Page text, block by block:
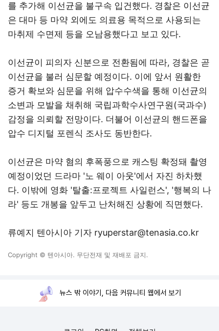
를 추가해 이선균을 불구속 입건했다. 경찰은 이선균
은 대마 등 마약 외에도 의료용 목적으로 사용되는
마취제 수면제 등을 오남용했다고 보고 있다.
이선균이 피의자 신분으로 전환됨에 따라, 경찰은 곧
이선균을 불러 심문할 예정이다. 이에 앞서 원활한
증거 확보와 심문을 위해 압수수색을 통해 이선균의
소변과 모발을 채취해 국립과학수사연구원(국과수)
감정을 의뢰할 전망이다. 더불어 이선균의 핸드폰을
압수 디지털 포렌식 조사도 동반한다.
이선균은 마약 혐의 후폭풍으로 캐스팅 확정돼 촬영
예정이었던 드라마 '노 웨이 아웃'에서 자진 하차했
다. 이밖에 영화 '탈출:프로젝트 사일런스', '행복의 나
라' 등도 개봉을 앞두고 난처해진 상황에 직면했다.
류예지 텐아시아 기자 ryuperstar@tenasia.co.kr
Copyright © 텐아시아. 무단전재 및 재배포 금지.
뉴스 밖 이야기, 다음 커뮤니티 웹에서 보기